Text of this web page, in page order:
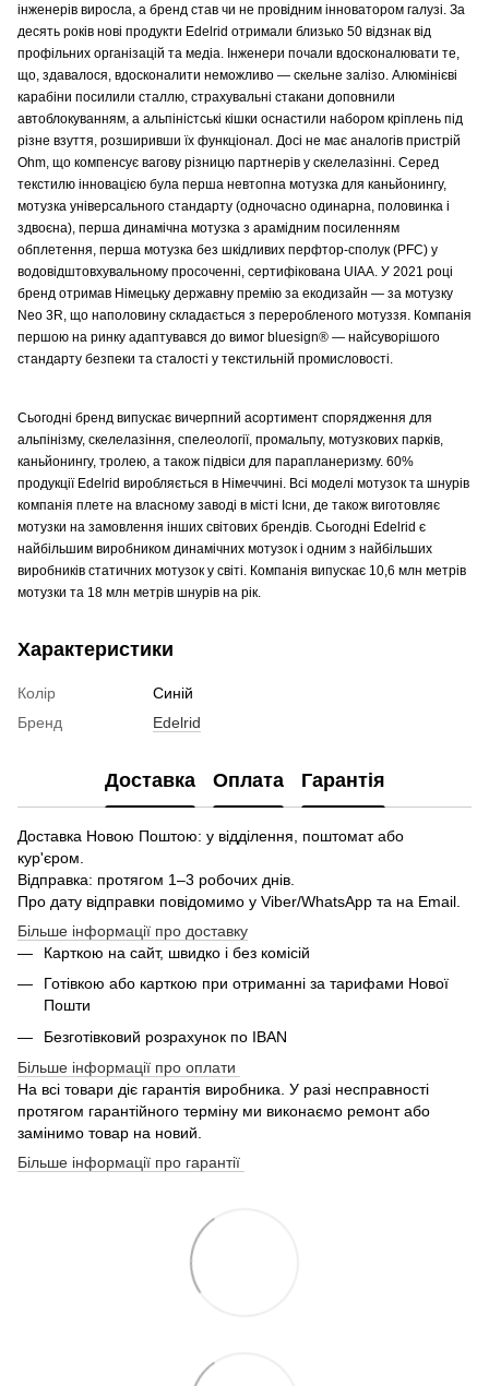
інженерів виросла, а бренд став чи не провідним інноватором галузі. За
десять років нові продукти Edelrid отримали близько 50 відзнак від
профільних організацій та медіа. Інженери почали вдосконалювати те,
що, здавалося, вдосконалити неможливо — скельне залізо. Алюмінієві
карабіни посилили сталлю, страхувальні стакани доповнили
автоблокуванням, а альпіністські кішки оснастили набором кріплень під
різне взуття, розширивши їх функціонал. Досі не має аналогів пристрій
Ohm, що компенсує вагову різницю партнерів у скелелазінні. Серед
текстилю інновацією була перша невтопна мотузка для каньйонингу,
мотузка універсального стандарту (одночасно одинарна, половинка і
здвоєна), перша динамічна мотузка з арамідним посиленням
обплетення, перша мотузка без шкідливих перфтор-сполук (PFC) у
водовідштовхувальному просоченні, сертифікована UIAA. У 2021 році
бренд отримав Німецьку державну премію за екодизайн — за мотузку
Neo 3R, що наполовину складається з переробленого мотуззя. Компанія
першою на ринку адаптувався до вимог bluesign® — найсуворішого
стандарту безпеки та сталості у текстильній промисловості.
Сьогодні бренд випускає вичерпний асортимент спорядження для
альпінізму, скелелазіння, спелеології, промальпу, мотузкових парків,
каньйонингу, тролею, а також підвіси для парапланеризму. 60%
продукції Edelrid виробляється в Німеччині. Всі моделі мотузок та шнурів
компанія плете на власному заводі в місті Існи, де також виготовляє
мотузки на замовлення інших світових брендів. Сьогодні Edelrid є
найбільшим виробником динамічних мотузок і одним з найбільших
виробників статичних мотузок у світі. Компанія випускає 10,6 млн метрів
мотузки та 18 млн метрів шнурів на рік.
Характеристики
Колір
Синій
Бренд
Edelrid
Доставка Оплата Гарантія
Доставка Новою Поштою: у відділення, поштомат або
кур'єром.
Відправка: протягом 1–3 робочих днів.
Про дату відправки повідомимо у Viber/WhatsApp та на Email.
Більше інформації про доставку
Карткою на сайт, швидко і без комісій
Готівкою або карткою при отриманні за тарифами Нової
Пошти
Безготівковий розрахунок по IBAN
Більше інформації про оплати
На всі товари діє гарантія виробника. У разі несправності
протягом гарантійного терміну ми виконаємо ремонт або
замінимо товар на новий.
Більше інформації про гарантії